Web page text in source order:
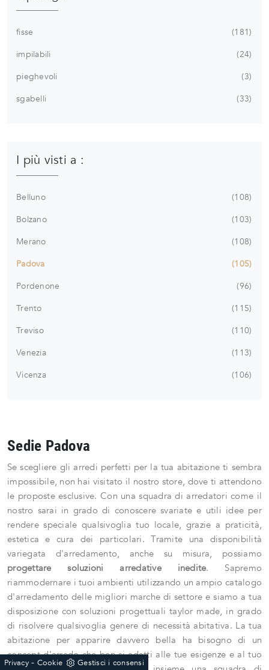
fisse
181
impilabili
24
pieghevoli
3
sgabelli
33
I più visti a :
Belluno
108
Bolzano
103
Merano
108
Padova
105
Pordenone
96
Trento
115
Treviso
110
Venezia
113
Vicenza
106
Sedie Padova
Se scegliere gli arredi perfetti per la tua abitazione ti sembra
impossibile, non hai visitato il nostro store, dove ti attendono
le proposte esclusive. Con una squadra di arredatori come il
nostro sarai in grado di conoscere svariate e utili idee per
rendere speciale qualsivoglia tuo locale, grazie a praticità,
estetica e cura dei particolari. Tramite una disponibilità
variegata d'arredamento, anche su misura, possiamo
progettare soluzioni arredative inedite. Sapremo
riammodernare i tuoi ambienti utilizzando un ampio catalogo
d'arredamento delle migliori marche di settore e siamo a tua
disposizione con soluzioni progettuali taylor made, in grado
di risolvere qualsivoglia genere di necessità abitativa. La tua
abitazione per apparire davvero bella ha bisogno di un
concept d'arredo che ben si adatti alle tue esigenze e al tuo
Privacy- Cookie Gestisci i consensi